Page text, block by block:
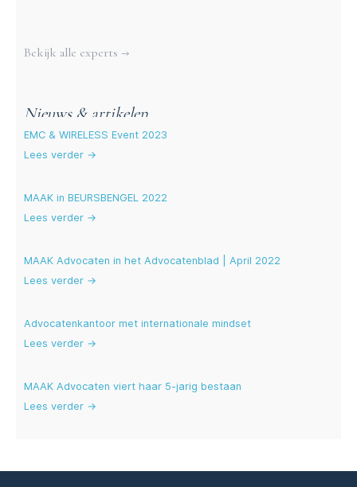
Meer experts
Bekijk alle experts →
Nieuws & artikelen
EMC & WIRELESS Event 2023
Lees verder →
MAAK in BEURSBENGEL 2022
Lees verder →
MAAK Advocaten in het Advocatenblad | April 2022
Lees verder →
Advocatenkantoor met internationale mindset
Lees verder →
MAAK Advocaten viert haar 5-jarig bestaan
Lees verder →